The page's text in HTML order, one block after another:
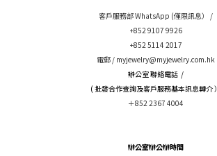
客戶服務部 WhatsApp (僅限訊息） /
+852 9107 9926
+852 5114 2017
電郵 / myjewelry@myjewelry.com.hk
辦公室 聯絡電話 /
( 批發合作查詢及客戶服務基本訊息轉介 ）
＋852 2367 4004
辦公室辦公辦時間